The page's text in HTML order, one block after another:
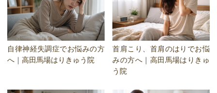
自律神経失調症でお悩みの方
へ｜高田馬場はりきゅう院
首肩こり、首肩のはりでお悩
みの方へ｜高田馬場はりきゅ
う院